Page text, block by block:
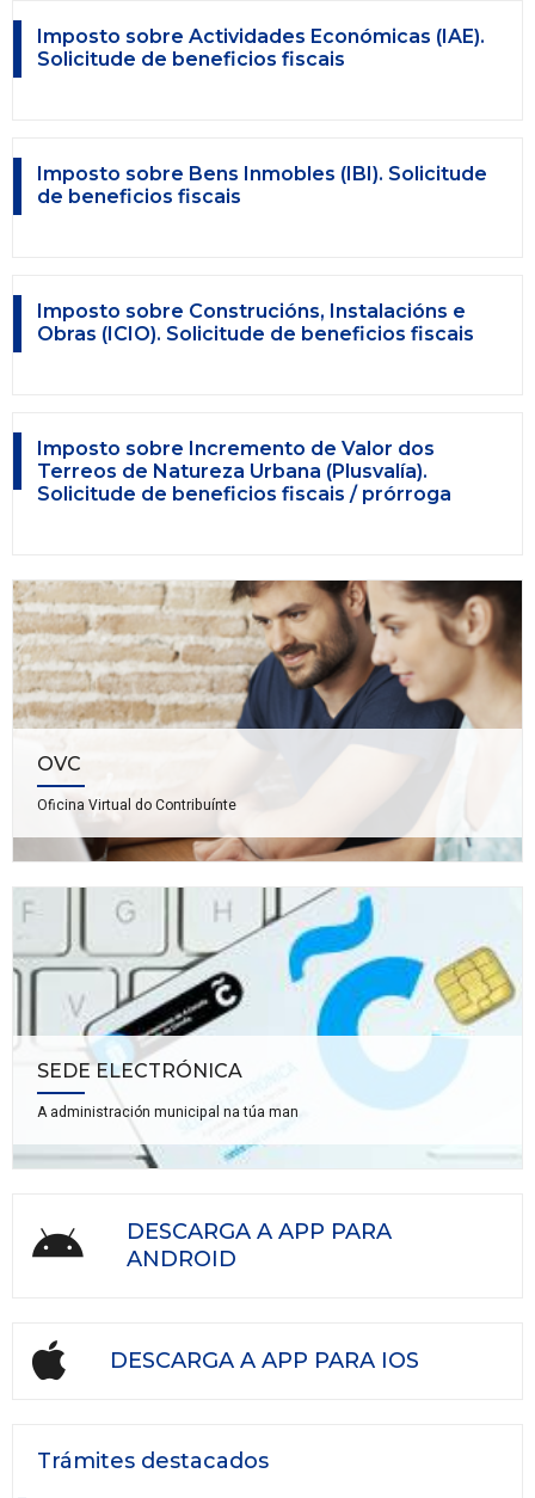
Imposto sobre Actividades Económicas (IAE).
Solicitude de beneficios fiscais
Imposto sobre Bens Inmobles (IBI). Solicitude
de beneficios fiscais
Imposto sobre Construcións, Instalacións e
Obras (ICIO). Solicitude de beneficios fiscais
Imposto sobre Incremento de Valor dos
Terreos de Natureza Urbana (Plusvalía).
Solicitude de beneficios fiscais / prórroga
OVC
Oficina Virtual do Contribuínte
SEDE ELECTRÓNICA
A administración municipal na túa man
DESCARGA A APP PARA
ANDROID
DESCARGA A APP PARA IOS
Trámites destacados